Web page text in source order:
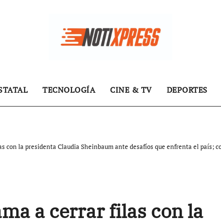
TECNOLOGÍA CINE & TV DEPORTES
con la presidenta Claudia Sheinbaum ante desafíos que enfrenta el país;
a cerrar filas con la